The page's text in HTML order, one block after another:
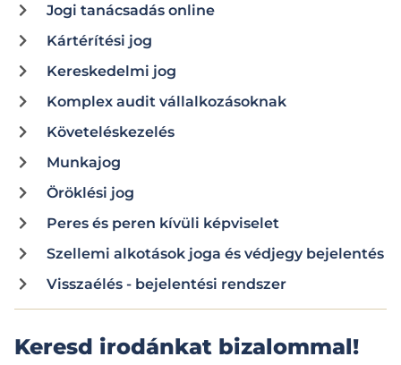
Jogi tanácsadás online
Kártérítési jog
Kereskedelmi jog
Komplex audit vállalkozásoknak
Követeléskezelés
Munkajog
Öröklési jog
Peres és peren kívüli képviselet
Szellemi alkotások joga és védjegy bejelentés
Visszaélés - bejelentési rendszer
Keresd irodánkat bizalommal!